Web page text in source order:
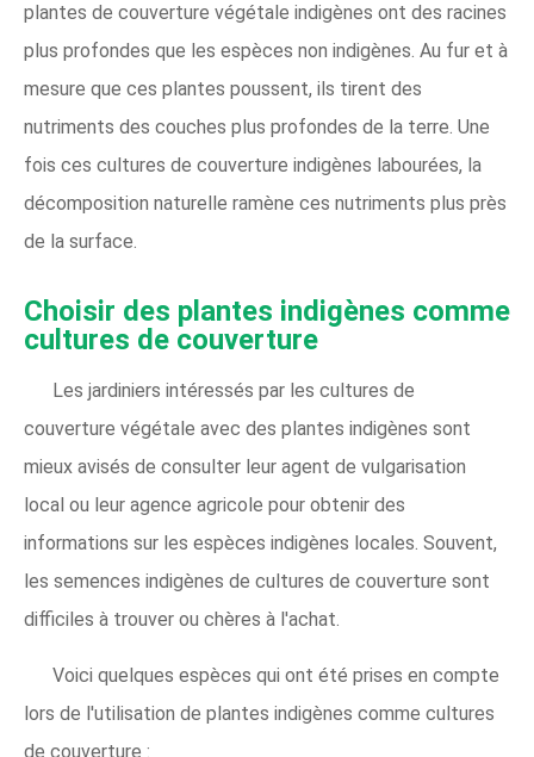
plantes de couverture végétale indigènes ont des racines
plus profondes que les espèces non indigènes. Au fur et à
mesure que ces plantes poussent, ils tirent des
nutriments des couches plus profondes de la terre. Une
fois ces cultures de couverture indigènes labourées, la
décomposition naturelle ramène ces nutriments plus près
de la surface.
Choisir des plantes indigènes comme
cultures de couverture
Les jardiniers intéressés par les cultures de
couverture végétale avec des plantes indigènes sont
mieux avisés de consulter leur agent de vulgarisation
local ou leur agence agricole pour obtenir des
informations sur les espèces indigènes locales. Souvent,
les semences indigènes de cultures de couverture sont
difficiles à trouver ou chères à l'achat.
Voici quelques espèces qui ont été prises en compte
lors de l'utilisation de plantes indigènes comme cultures
de couverture :